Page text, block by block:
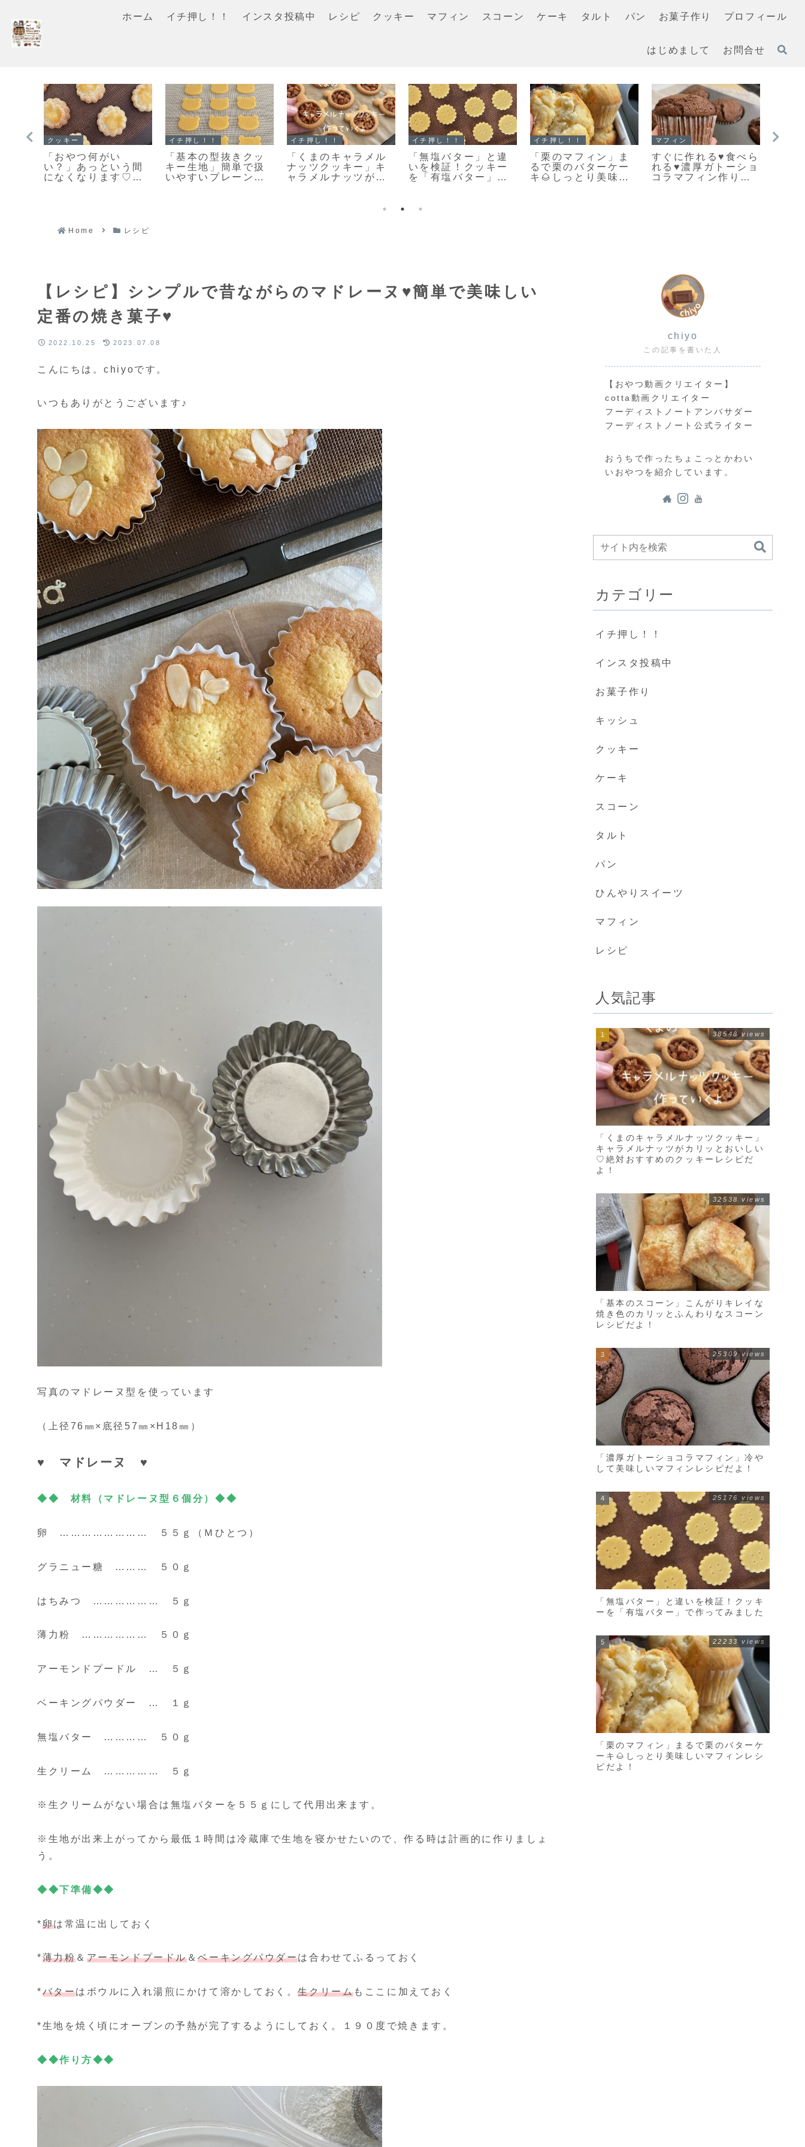
ホーム イチ押し！！ インスタ投稿中 レシピ クッキー マフィン スコーン ケーキ タルト パン お菓子作り プロフィール
はじめまして お問合せ
イチ押し！！
「基本のスコーン」
こんがりキレイな焼
き色のカリッとふん
クッキー
「何枚食べてい
い？」うちの大人気
おやつ♡栗原はるみ
マフィン
「濃厚ガトーショコ
ラマフィン」冷やし
て美味しいマフィン
スコーン
【レシピ】リスドォ
ルで作るスコーン♡
やってみたらめちゃ
だよ！
スコーン
【レシピ】お手軽ス
コーン♡うちにある
材料ですぐ出来る♡
イチ押し！！
「メロンパンクッキ
ー」ちっちゃくてか
わいい♡まるでメロ
イチ押
Home レシピ
【レシピ】シンプルで昔ながらのマドレーヌ♥簡単で美味しい
定番の焼き菓子♥
2022.10.25 2023.07.08
こんにちは。chiyoです。
いつもありがとうございます♪
写真のマドレーヌ型を使っています
（上径76㎜×底径57㎜×H18㎜）
♥ マドレーヌ ♥
◆◆ 材料（マドレーヌ型６個分）◆◆
卵 …………………… ５５ｇ（Ｍひとつ）
グラニュー糖 ……… ５０ｇ
はちみつ ……………… ５ｇ
薄力粉 ……………… ５０ｇ
アーモンドプードル … ５ｇ
ベーキングパウダー … １ｇ
無塩バター ………… ５０ｇ
生クリーム …………… ５ｇ
※生クリームがない場合は無塩バターを５５ｇにして代用出来ます。
※生地が出来上がってから最低１時間は冷蔵庫で生地を寝かせたいので、作る時は計画的に作りましょ
う。
◆◆下準備◆◆
*卵は常温に出しておく
*薄力粉＆ アーモンドプードル＆ベーキングパウダーは合わせてふるっておく
*バターはボウルに入れ湯煎にかけて溶かしておく。生クリームもここに加えておく
*生地を焼く頃にオーブンの予熱が完了するようにしておく。１９０度で焼きます。
◆◆作り方◆◆
chiyo
この記事を書いた人
【おやつ動画クリエイター】
cotta動画クリエイター
フーディストノートアンバサダー
フーディストノート公式ライター
おうちで作ったちょこっとかわい
いおやつを紹介しています。
カテゴリー
イチ押し！！
インスタ投稿中
お菓子作り
キッシュ
クッキー
ケーキ
スコーン
タルト
パン
ひんやりスイーツ
マフィン
レシピ
人気記事
「くまのキャラメルナッツクッキー」
キャラメルナッツがカリッとおいしい
♡絶対おすすめのクッキーレシピだ
よ！
38548 views
「基本のスコーン」こんがりキレイな
焼き色のカリッとふんわりなスコーン
レシピだよ！
32538 views
「濃厚ガトーショコラマフィン」冷や
して美味しいマフィンレシピだよ！
25309 views
「無塩バター」と違いを検証！クッキ
ーを「有塩バター」で作ってみました
25176 views
「栗のマフィン」まるで栗のバターケ
ーキ🌰しっとり美味しいマフィンレシ
ピだよ！
22233 views